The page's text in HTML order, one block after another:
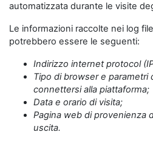
automatizzata durante le visite
Le informazioni raccolte nei log
potrebbero essere le seguenti:
Indirizzo internet protocol
Tipo di browser e
connettersi alla piattaforma;
Data e orario di visita;
Pagina web di provenienza
uscita.